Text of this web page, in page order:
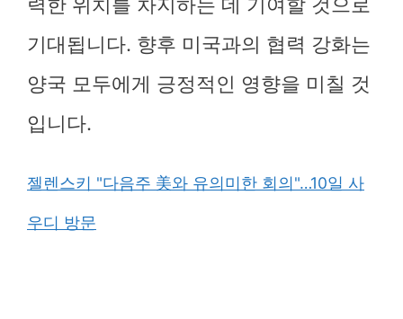
기대됩니다. 향후 미국과의 협력 강화는
양국 모두에게 긍정적인 영향을 미칠 것
입니다.
젤렌스키 "다음주 美와 유의미한 회의"…10일 사
우디 방문